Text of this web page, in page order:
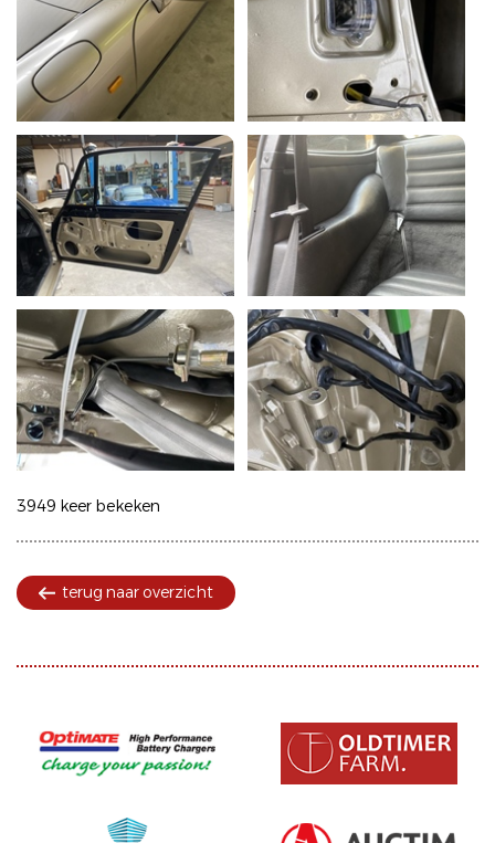
3949 keer bekeken
terug naar overzicht